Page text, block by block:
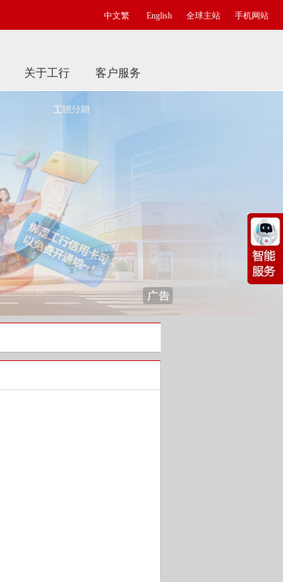
中文繁 English 全球主站 手机网站
关于工行 客户服务